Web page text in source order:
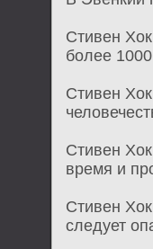
Стивен
более
Стивен
Стивен
время и
Стивен
следует